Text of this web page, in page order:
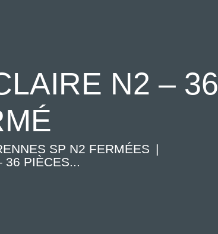
N2 – 36
SP N2 FERMÉES
36 PIÈCES...